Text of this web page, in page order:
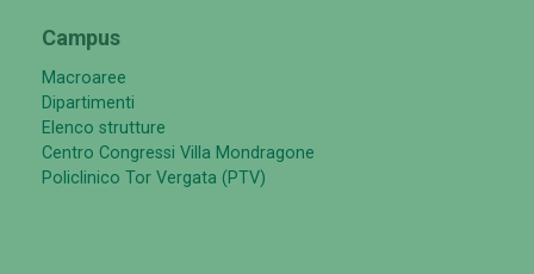
Campus
Macroaree
Dipartimenti
Elenco strutture
Centro Congressi Villa Mondragone
Policlinico Tor Vergata (PTV)